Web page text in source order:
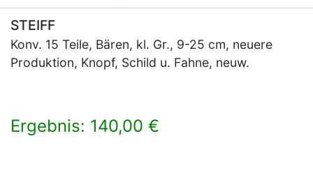
STEIFF
Konv. 15 Teile, Bären, kl. Gr., 9-25 cm, neuere
Produktion, Knopf, Schild u. Fahne, neuw.
Ergebnis: 140,00 €